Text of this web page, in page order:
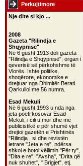
Perkujtimore
Nje dite si kjo ...
2008
Gazeta "Rilindja e
Shqypnisë"
Në 6 gusht 1913 doli gazeta
"Rilindja e Shqypnisë", organ i
qeverisë së përkohshme të
Vlorës. Ishte politike,
shoqërore, ekonomike e
drejtuar nga Dhimitër Berati.
Qarkulloi me 56 numra.
Esad Mekuli
Në 6 gusht 1993 u nda nga
jeta poeti kosovar Esad
Mekuli, i cili u mor dhe me
publicistikë e për shumë vjet
drejtoi gazetën e Prishtinës
"Rilindja , si dhe revistën
letrare "Jeta e re", ndërsa
shkoi e botoi vëllimin "Për ty",
"Dita e re", "Avsha", "Drita që
nuk shuhet", " Brigjet", etj.